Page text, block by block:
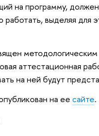
на программу,
выделяя для
аттестационная
на ней будут
на ее сайте.